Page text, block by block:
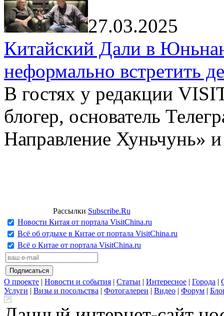
27.03.2025
Китайский Дали в
неформально встретить
В гостях у редакции
блогер, основатель
Направление Хуньчунь»
Рассылки Subscribe.Ru
Новости Китая от портала VisitChina.ru
Всё об отдыхе в Китае от портала VisitChina.ru
Всё о Китае от портала VisitChina.ru
О проекте | Новости и события | Статьи | Интересное | Города |
Услуги | Визы и посольства | Фотогалереи | Видео | Форум |